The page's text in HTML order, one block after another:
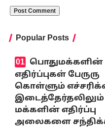
Popular Posts
பொதுமக்களின்
எதிர்ப்புகள் பேருரு
கொள்ளும்
இடைத்தேர்தலிலும்
மக்களின் எதிர்ப்பு
அலைகளை